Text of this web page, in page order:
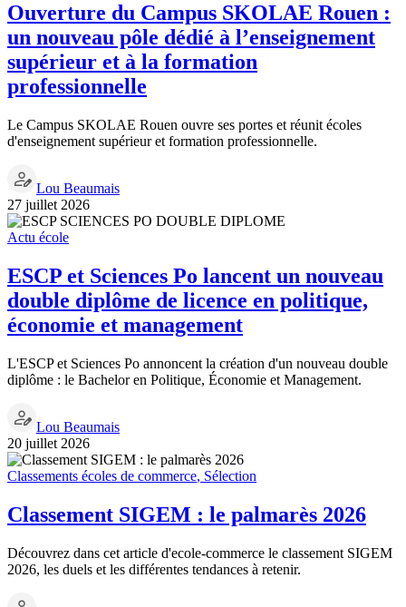
Ouverture du Campus SKOLAE Rouen :
un nouveau pôle dédié à l’enseignement
supérieur et à la formation
professionnelle
Le Campus SKOLAE Rouen ouvre ses portes et réunit écoles
d'enseignement supérieur et formation professionnelle.
Lou Beaumais
27 juillet 2026
Actu école
ESCP et Sciences Po lancent un nouveau
double diplôme de licence en politique,
économie et management
L'ESCP et Sciences Po annoncent la création d'un nouveau double
diplôme : le Bachelor en Politique, Économie et Management.
Lou Beaumais
20 juillet 2026
Classements écoles de commerce, Sélection
Classement SIGEM : le palmarès 2026
Découvrez dans cet article d'ecole-commerce le classement SIGEM
2026, les duels et les différentes tendances à retenir.